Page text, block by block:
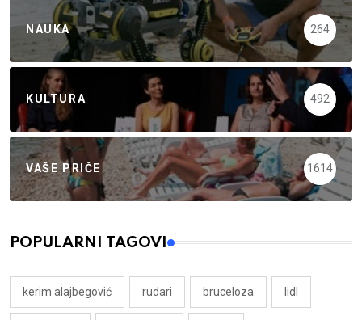
NAUKA 264
KULTURA 492
VAŠE PRIČE 1614
POPULARNI TAGOVI
kerim alajbegović rudari bruceloza lidl